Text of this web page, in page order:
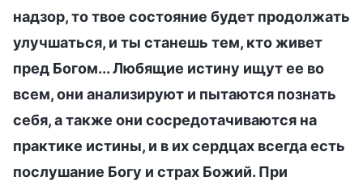
надзор, то твое состояние будет продолжать
улучшаться, и ты станешь тем, кто живет
пред Богом... Любящие истину ищут ее во
всем, они анализируют и пытаются познать
себя, а также они сосредотачиваются на
практике истины, и в их сердцах всегда есть
послушание Богу и страх Божий. При